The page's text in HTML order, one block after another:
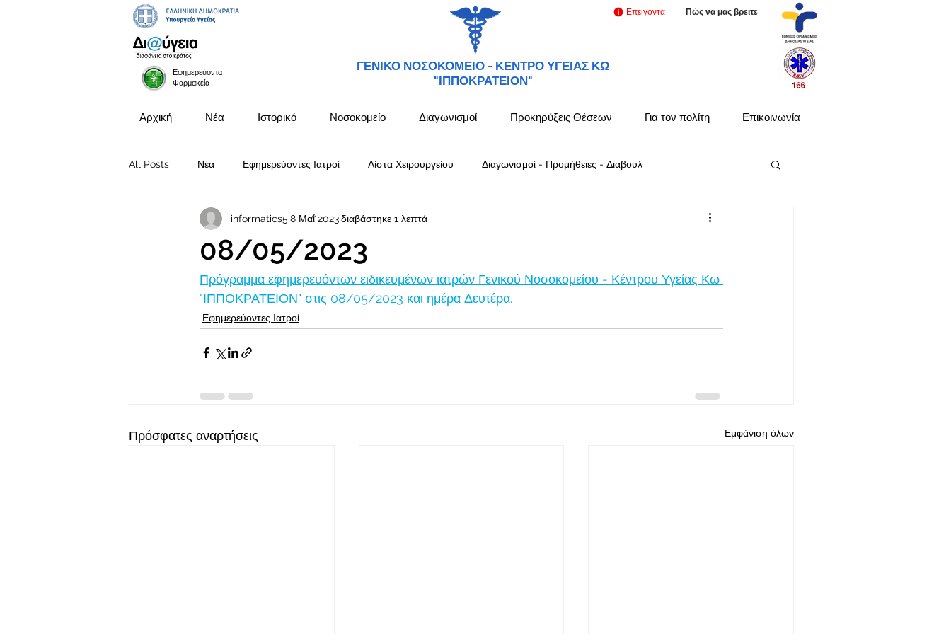
Εφημερεύοντα
Φαρμακεία
ΓΕΝΙΚΟ ΝΟΣΟΚΟΜΕΙΟ - ΚΕΝΤΡΟ ΥΓΕΙΑΣ ΚΩ
"ΙΠΠΟΚΡΑΤΕΙΟΝ"
Επείγοντα Πώς να μας βρείτε
Αρχική Νέα Ιστορικό Νοσοκομείο Διαγωνισμοί Προκηρύξεις Θέσεων Για τον πολίτη Επικοινωνία
All Posts Νέα Εφημερεύοντες Ιατροί Λίστα Χειρουργείου Διαγωνισμοί - Προμήθειες - Διαβουλ
Προκηρύξεις Θέσεων
08/05/2023
informatics5 8 Μαΐ 2023διαβάστηκε 1 λεπτά
Πρόγραμμα εφημερευόντων ειδικευμένων ιατρών Γενικού Νοσοκομείου - Κέντρου Υγείας Κω
"ΙΠΠΟΚΡΑΤΕΙΟΝ" στις 08/05/2023 και ημέρα Δευτέρα.
Εφημερεύοντες Ιατροί
Πρόσφατες αναρτήσεις Εμφάνιση όλων